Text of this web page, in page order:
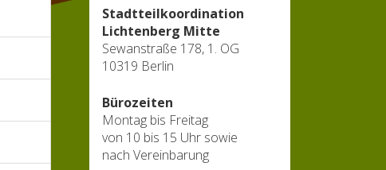
Stadtteilkoordination
Lichtenberg Mitte
Sewanstraße 178, 1. OG
10319 Berlin
Bürozeiten
Montag bis Freitag
von 10 bis 15 Uhr sowie
nach Vereinbarung